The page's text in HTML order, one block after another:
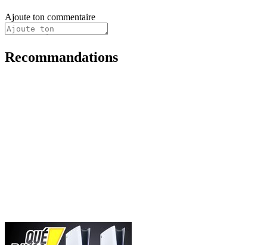
Ajoute ton commentaire
Recommandations